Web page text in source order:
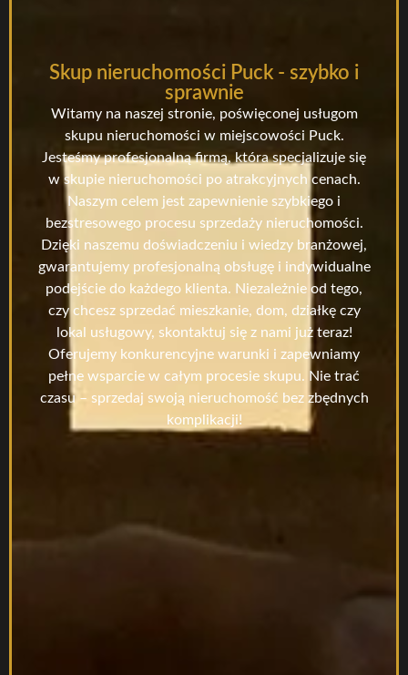
Skup nieruchomości Puck - szybko i
sprawnie
Witamy na naszej stronie, poświęconej usługom
skupu nieruchomości w miejscowości Puck.
Jesteśmy profesjonalną firmą, która specjalizuje się
w skupie nieruchomości po atrakcyjnych cenach.
Naszym celem jest zapewnienie szybkiego i
bezstresowego procesu sprzedaży nieruchomości.
Dzięki naszemu doświadczeniu i wiedzy branżowej,
gwarantujemy profesjonalną obsługę i indywidualne
podejście do każdego klienta. Niezależnie od tego,
czy chcesz sprzedać mieszkanie, dom, działkę czy
lokal usługowy, skontaktuj się z nami już teraz!
Oferujemy konkurencyjne warunki i zapewniamy
pełne wsparcie w całym procesie skupu. Nie trać
czasu – sprzedaj swoją nieruchomość bez zbędnych
komplikacji!